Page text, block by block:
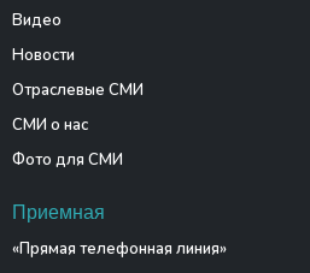
Видео
Новости
Отраслевые СМИ
СМИ о нас
Фото для СМИ
Приемная
«Прямая телефонная линия»